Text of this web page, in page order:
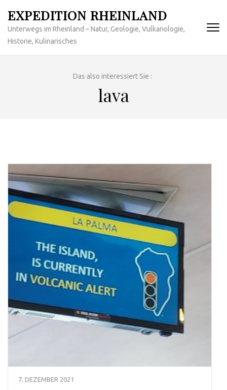
Inhalt
springen
(Enter
EXPEDITION RHEINLAND
Unterwegs im Rheinland – Natur, Geologie, Vulkanologie,
Historie, Kulinarisches
Das also interessiert Sie :
lava
7. DEZEMBER 2021